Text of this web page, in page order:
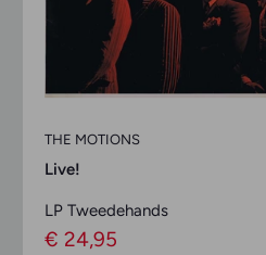
THE MOTIONS
Live!
LP Tweedehands
Verkoopprijs
€ 24,95